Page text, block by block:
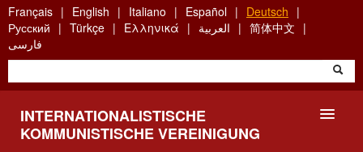
Skip
to
main
content
Français English Italiano Español
Deutsch
Русский
Türkçe Ελληνικά العربية
简体中文
فارسی
INTERNATIONALISTISCHE
KOMMUNISTISCHE VEREINIGUNG